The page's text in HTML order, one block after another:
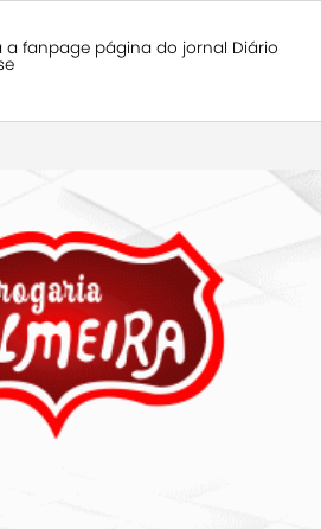
a fanpage página do jornal Diário